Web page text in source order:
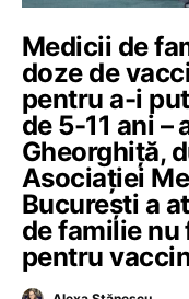
Medicii de
doze de
pentru a-i
de 5-11 ani –
Gheorghiță,
Asociației
București a
de familie nu
pentru